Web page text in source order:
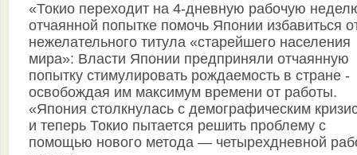
«Токио переходит на 4-дневную рабочую
отчаянной попытке помочь Японии избавиться
нежелательного титула «старейшего населения
мира»: Власти Японии предприняли отчаянную
попытку стимулировать рождаемость в стране -
освобождая им максимум времени от работы.
«Япония столкнулась с демографическим
и теперь Токио пытается решить проблему с
помощью нового метода — четырехдневной